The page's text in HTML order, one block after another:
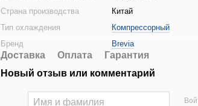
Страна производства
Китай
Тип охлаждения
Компрессорный
Бренд
Brevia
Доставка Оплата
Гарантия
Новый отзыв или комментарий